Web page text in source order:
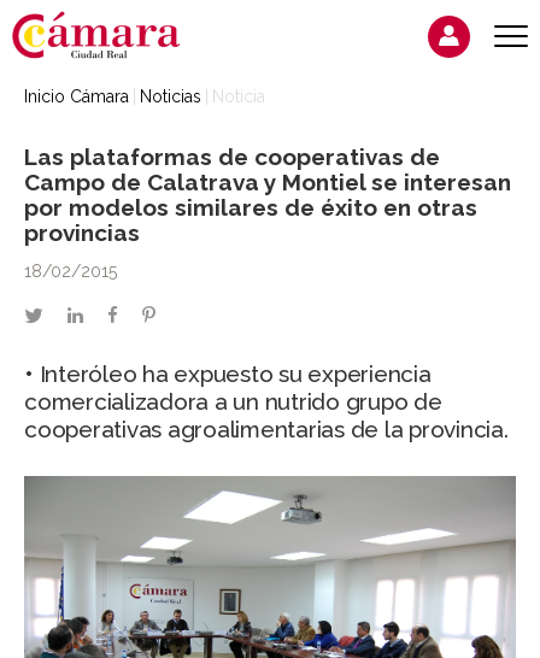
Inicio Cámara Noticias Noticia
Las plataformas de cooperativas de
Campo de Calatrava y Montiel se interesan
por modelos similares de éxito en otras
provincias
18/02/2015
twitterlinkedinfacebookpinterest
• Interóleo ha expuesto su experiencia
comercializadora a un nutrido grupo de
cooperativas agroalimentarias de la provincia.